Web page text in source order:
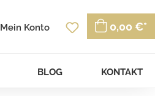
Mein Konto Du hast 0
0,00 €*
BLOG KONTAKT